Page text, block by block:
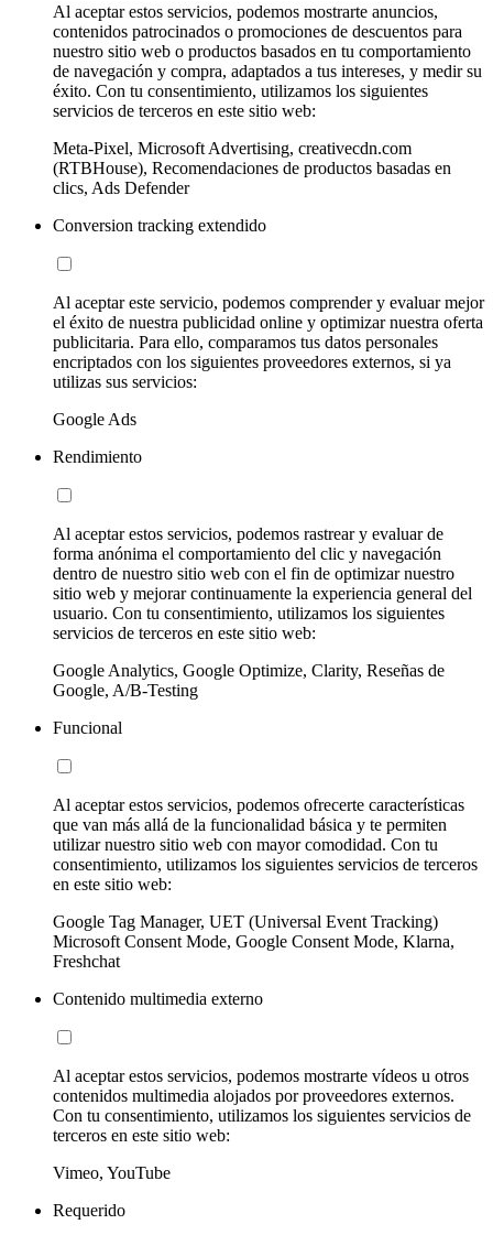
Al aceptar estos servicios, podemos mostrarte anuncios,
contenidos patrocinados o promociones de descuentos para
nuestro sitio web o productos basados en tu comportamiento
de navegación y compra, adaptados a tus intereses, y medir su
éxito. Con tu consentimiento, utilizamos los siguientes
servicios de terceros en este sitio web:
Meta-Pixel, Microsoft Advertising, creativecdn.com
(RTBHouse), Recomendaciones de productos basadas en
clics, Ads Defender
Conversion tracking extendido
Al aceptar este servicio, podemos comprender y evaluar mejor
el éxito de nuestra publicidad online y optimizar nuestra oferta
publicitaria. Para ello, comparamos tus datos personales
encriptados con los siguientes proveedores externos, si ya
utilizas sus servicios:
Google Ads
Rendimiento
Al aceptar estos servicios, podemos rastrear y evaluar de
forma anónima el comportamiento del clic y navegación
dentro de nuestro sitio web con el fin de optimizar nuestro
sitio web y mejorar continuamente la experiencia general del
usuario. Con tu consentimiento, utilizamos los siguientes
servicios de terceros en este sitio web:
Google Analytics, Google Optimize, Clarity, Reseñas de
Google, A/B-Testing
Funcional
Al aceptar estos servicios, podemos ofrecerte características
que van más allá de la funcionalidad básica y te permiten
utilizar nuestro sitio web con mayor comodidad. Con tu
consentimiento, utilizamos los siguientes servicios de terceros
en este sitio web:
Google Tag Manager, UET (Universal Event Tracking)
Microsoft Consent Mode, Google Consent Mode, Klarna,
Freshchat
Contenido multimedia externo
Al aceptar estos servicios, podemos mostrarte vídeos u otros
contenidos multimedia alojados por proveedores externos.
Con tu consentimiento, utilizamos los siguientes servicios de
terceros en este sitio web:
Vimeo, YouTube
Requerido